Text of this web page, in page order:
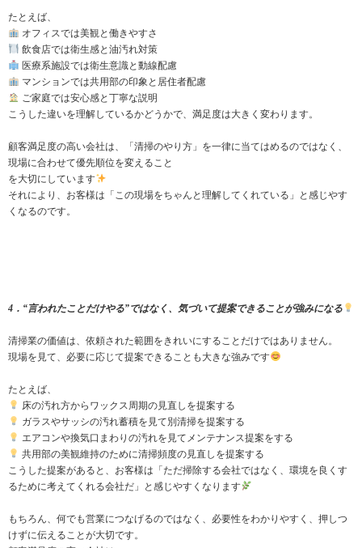
たとえば、
オフィスでは美観と働きやすさ
飲食店では衛生感と油汚れ対策
医療系施設では衛生意識と動線配慮
マンションでは共用部の印象と居住者配慮
ご家庭では安心感と丁寧な説明
こうした違いを理解しているかどうかで、満足度は大きく変わります。
顧客満足度の高い会社は、「清掃のやり方」を一律に当てはめるのではなく、
現場に合わせて優先順位を変えること
を大切にしています
それにより、お客様は「この現場をちゃんと理解してくれている」と感じやす
くなるのです。
4．“言われたことだけやる”ではなく、気づいて提案できることが強みになる
清掃業の価値は、依頼された範囲をきれいにすることだけではありません。
現場を見て、必要に応じて提案できることも大きな強みです
たとえば、
床の汚れ方からワックス周期の見直しを提案する
ガラスやサッシの汚れ蓄積を見て別清掃を提案する
エアコンや換気口まわりの汚れを見てメンテナンス提案をする
共用部の美観維持のために清掃頻度の見直しを提案する
こうした提案があると、お客様は「ただ掃除する会社ではなく、環境を良くす
るために考えてくれる会社だ」と感じやすくなります
もちろん、何でも営業につなげるのではなく、必要性をわかりやすく、押しつ
けずに伝えることが大切です。